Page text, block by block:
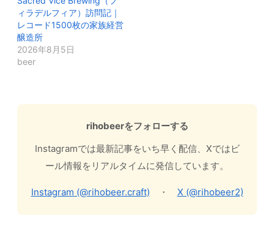
ィラデルフィア）訪問記｜
レコード1500枚の家族経営
醸造所
2026年8月5日
beer
rihobeerをフォローする
Instagramでは最新記事をいち早く配信、Xではビ
ール情報をリアルタイムに発信しています。
Instagram (@rihobeer.craft) ・ X (@rihobeer2)